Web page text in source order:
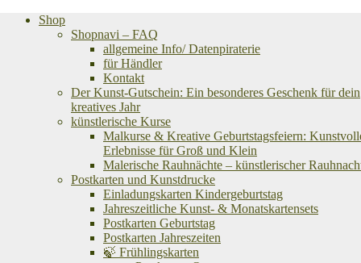
Shop
Shopnavi – FAQ
allgemeine Info/ Datenpiraterie
für Händler
Kontakt
Der Kunst-Gutschein: Ein besonderes Geschenk für dein
kreatives Jahr
künstlerische Kurse
Malkurse & Kreative Geburtstagsfeiern:
Erlebnisse für Groß und Klein
Malerische Rauhnächte – künstlerischer
Postkarten und Kunstdrucke
Einladungskarten Kindergeburtstag
Jahreszeitliche Kunst- & Monatskartensets
Postkarten Geburtstag
Postkarten Jahreszeiten
🍃 Frühlingskarten